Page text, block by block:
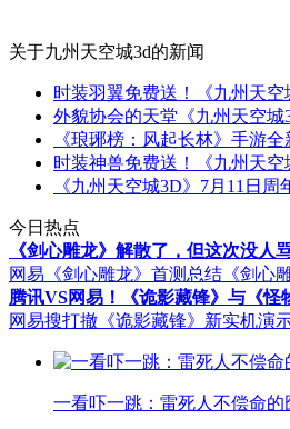
关于九州天空城3d的新闻
时装羽翼免费送！《九州天
外貌协会的天堂《九州天空城
《琅琊榜：风起长林》手游
时装神兽免费送！《九州天
《九州天空城3D》7月11日
今日热点
《剑心雕龙》解散了，但这次没人
网易《剑心雕龙》首测总结 《剑心
腾讯VS网易！《诡影藏锋》与《怪
网易搜打撤《诡影藏锋》新实机演
一看吓一跳：雷死人不偿命的